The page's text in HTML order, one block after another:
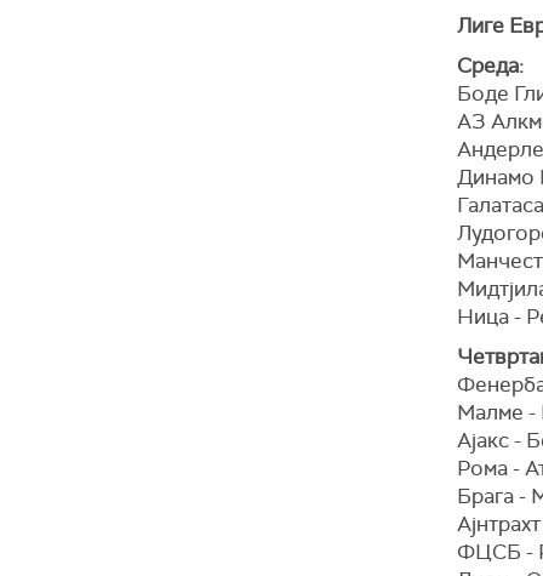
Лиге
Среда:
Боде
АЗ
Динамо
Ница -
Малме -
Ајакс -
Рома -
Брага -
ФЦСБ -